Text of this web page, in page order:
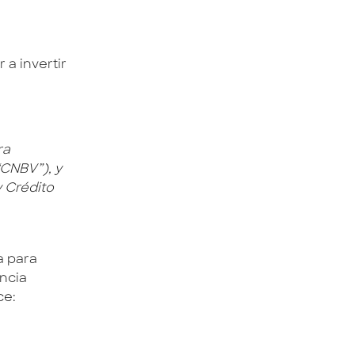
a invertir
y
Crédito
para